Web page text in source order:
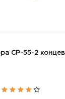
СР-55-2